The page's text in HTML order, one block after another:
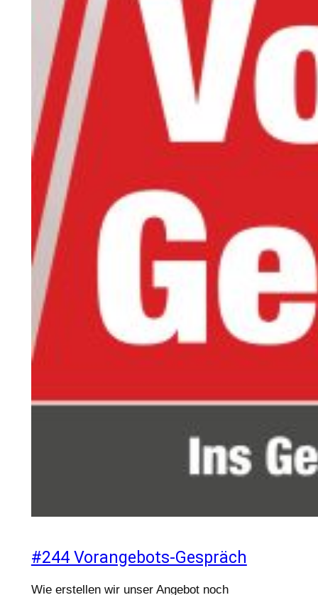
#244 Vorangebots-Gespräch
Wie erstellen wir unser Angebot noch